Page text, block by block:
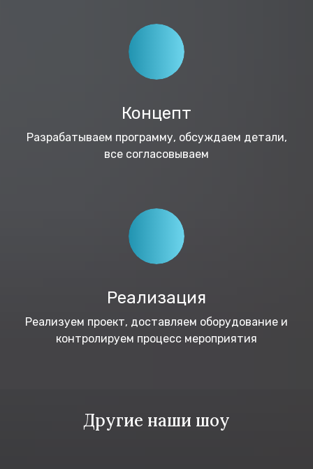
Концепт
Разрабатываем программу, обсуждаем детали,
все согласовываем
Реализация
Реализуем проект, доставляем оборудование и
контролируем процесс мероприятия
Другие наши шоу